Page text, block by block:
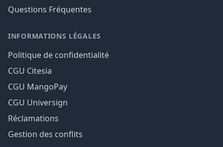
Questions Fréquentes
INFORMATIONS LÉGALES
Politique de confidentialité
CGU Citesia
CGU MangoPay
CGU Universign
Réclamations
Gestion des conflits